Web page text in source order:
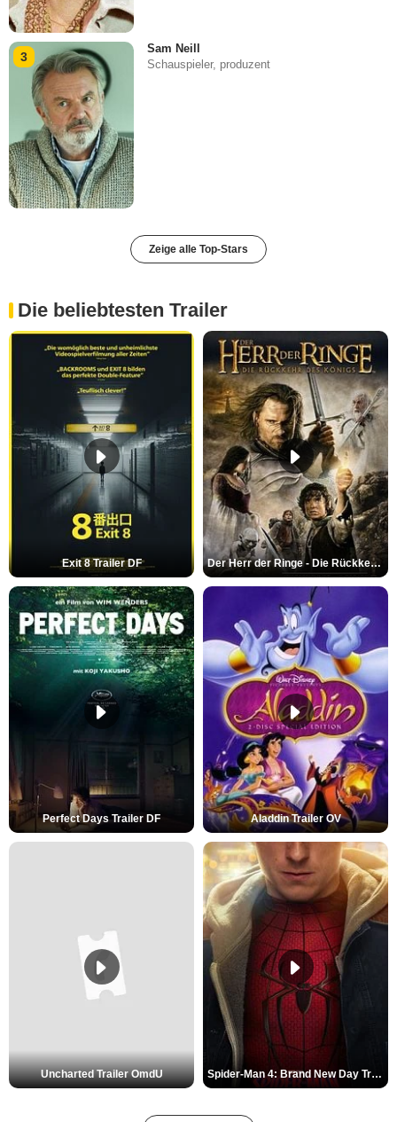
3
Sam Neill
Schauspieler, produzent
Zeige alle Top-Stars
Die beliebtesten Trailer
Exit 8 Trailer DF Der Herr der Ringe - Die Rückkehr des Königs Trailer OV
Perfect Days Trailer DF Aladdin Trailer OV
Uncharted Trailer OmdU Spider-Man 4: Brand New Day Trailer (3) DF